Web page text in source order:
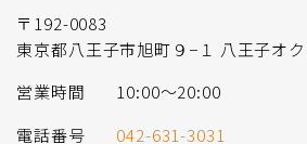
〒192-0083
東京都八王子市旭町９−１ 八王子オ
営業時間
10:00〜20:00
電話番号
042-631-3031